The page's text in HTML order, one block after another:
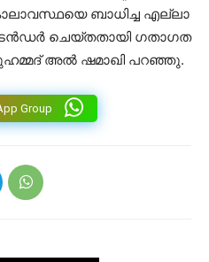
ബാധിച്ച എല്ലാ
ചെയ്തതായി ഗതാഗത
അൽ ഷമാഖി പറഞ്ഞു.
Group